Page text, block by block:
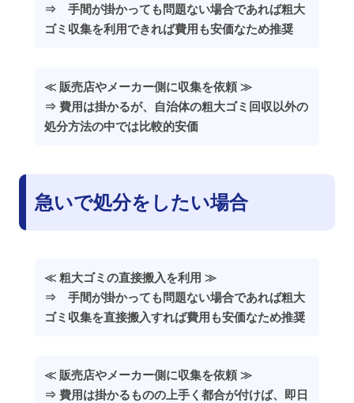
⇒ 手間が掛かっても問題ない場合であれば粗大
ゴミ収集を利用できれば費用も安価なため推奨
≪ 販売店やメーカー側に収集を依頼 ≫
⇒ 費用は掛かるが、自治体の粗大ゴミ回収以外の
処分方法の中では比較的安価
急いで処分をしたい場合
≪ 粗大ゴミの直接搬入を利用 ≫
⇒ 手間が掛かっても問題ない場合であれば粗大
ゴミ収集を直接搬入すれば費用も安価なため推奨
≪ 販売店やメーカー側に収集を依頼 ≫
⇒ 費用は掛かるものの上手く都合が付けば、即日